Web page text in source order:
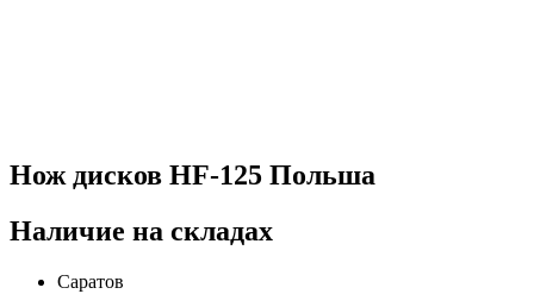
Нож дисков HF-125 Польша
Наличие на складах
Саратов